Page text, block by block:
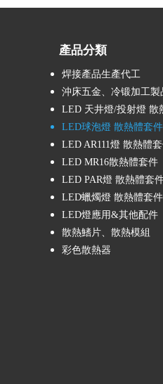
產品分類
焊接產品生產代工
沖床五金、冷锻加工製
LED 天井燈/投射燈 散
LED球泡燈 散熱體套件
LED AR111燈 散熱體
LED MR16散熱體套件
LED PAR燈 散熱體套
LED蠟燭燈 散熱體套件
LED燈應用&其他配件
散熱鰭片、散熱模組
彩色散熱器